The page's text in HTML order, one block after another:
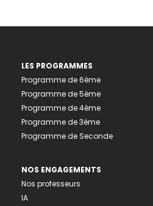
LES PROGRAMMES
Programme de 6ème
Programme de 5ème
Programme de 4ème
Programme de 3ème
Programme de Seconde
NOS ENGAGEMENTS
Nos professeurs
IA